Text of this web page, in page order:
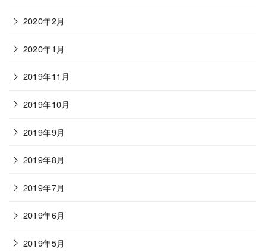
2020年2月
2020年1月
2019年11月
2019年10月
2019年9月
2019年8月
2019年7月
2019年6月
2019年5月